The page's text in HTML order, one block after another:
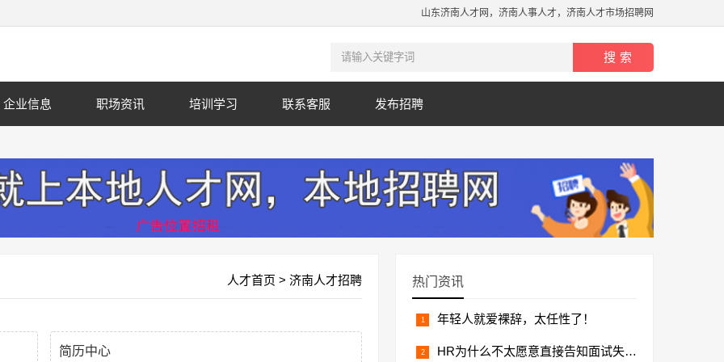
山东济南人才网，济南人事人才，济南人才市场招聘网
企业信息 职场资讯 培训学习 联系客服 发布招聘
人才首页 > 济南人才招聘
简历中心
热门资讯
年轻人就爱裸辞，太任性了！
HR为什么不太愿意直接告知面试失败结果？